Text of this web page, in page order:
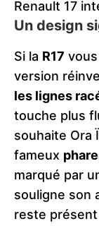
Renault 17
Un design
Si la R17
version
les lignes
touche plus
souhaite Ora
fameux
marqué par
souligne son
reste